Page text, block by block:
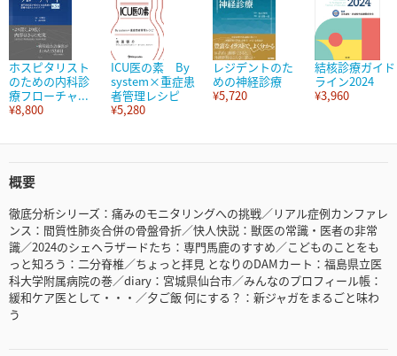
ホスピタリスト
のための内科診
療フローチャ...
¥8,800
ICU医の素 By
system×重症患
者管理レシピ
¥5,280
レジデントのた
めの神経診療
¥5,720
結核診療ガイド
ライン2024
¥3,960
概要
徹底分析シリーズ：痛みのモニタリングへの挑戦／リアル症例カンファレ
ンス：間質性肺炎合併の骨盤骨折／快人快説：獣医の常識・医者の非常
識／2024のシェヘラザードたち：専門馬鹿のすすめ／こどものことをも
っと知ろう：二分脊椎／ちょっと拝見 となりのDAMカート：福島県立医
科大学附属病院の巻／diary：宮城県仙台市／みんなのプロフィール帳：
緩和ケア医として・・・／夕ご飯 何にする？：新ジャガをまるごと味わ
う